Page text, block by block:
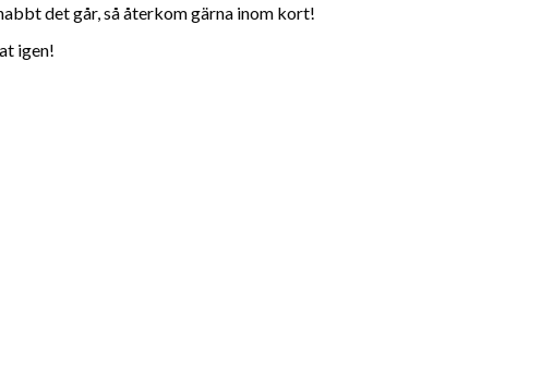
det går, så återkom gärna inom kort!
igen!